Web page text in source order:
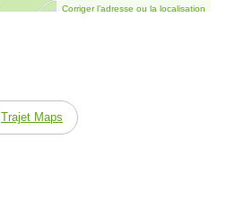
Corriger l’adresse ou la localisation
Trajet Maps